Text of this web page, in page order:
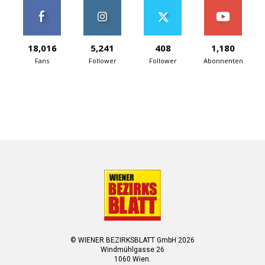
18,016
Fans
5,241
Follower
408
Follower
1,180
Abonnenten
© WIENER BEZIRKSBLATT GmbH 2026
Windmühlgasse 26
1060 Wien.